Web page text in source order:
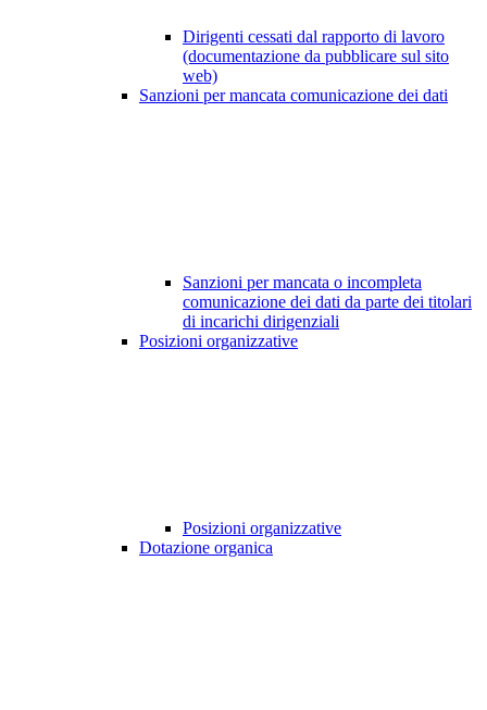
Dirigenti cessati dal rapporto di lavoro
(documentazione da pubblicare sul sito
web)
Sanzioni per mancata comunicazione dei dati
Sanzioni per mancata o incompleta
comunicazione dei dati da parte dei titolari
di incarichi dirigenziali
Posizioni organizzative
Posizioni organizzative
Dotazione organica